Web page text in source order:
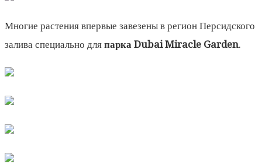
Многие растения впервые завезены в регион Персидского
залива специально для парка Dubai Miracle Garden.